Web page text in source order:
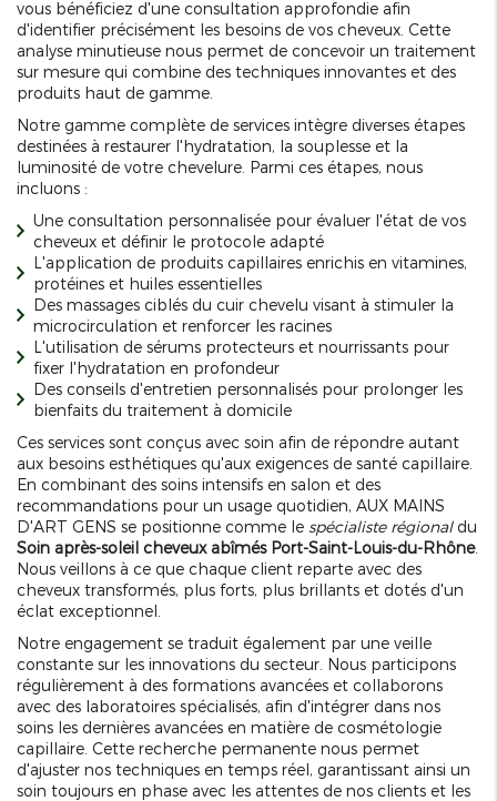
vous bénéficiez d'une consultation approfondie afin
d'identifier précisément les besoins de vos cheveux. Cette
analyse minutieuse nous permet de concevoir un traitement
sur mesure qui combine des techniques innovantes et des
produits haut de gamme.
Notre gamme complète de services intègre diverses étapes
destinées à restaurer l'hydratation, la souplesse et la
luminosité de votre chevelure. Parmi ces étapes, nous
incluons :
Une consultation personnalisée pour évaluer l'état de vos
cheveux et définir le protocole adapté
L'application de produits capillaires enrichis en vitamines,
protéines et huiles essentielles
Des massages ciblés du cuir chevelu visant à stimuler la
microcirculation et renforcer les racines
L'utilisation de sérums protecteurs et nourrissants pour
fixer l'hydratation en profondeur
Des conseils d'entretien personnalisés pour prolonger les
bienfaits du traitement à domicile
Ces services sont conçus avec soin afin de répondre autant
aux besoins esthétiques qu'aux exigences de santé capillaire.
En combinant des soins intensifs en salon et des
recommandations pour un usage quotidien, AUX MAINS
D'ART GENS se positionne comme le spécialiste régionaldu
Soin après-soleil cheveux abîmés Port-Saint-Louis-du-Rhône.
Nous veillons à ce que chaque client reparte avec des
cheveux transformés, plus forts, plus brillants et dotés d'un
éclat exceptionnel.
Notre engagement se traduit également par une veille
constante sur les innovations du secteur. Nous participons
régulièrement à des formations avancées et collaborons
avec des laboratoires spécialisés, afin d'intégrer dans nos
soins les dernières avancées en matière de cosmétologie
capillaire. Cette recherche permanente nous permet
d'ajuster nos techniques en temps réel, garantissant ainsi un
soin toujours en phase avec les attentes de nos clients et les